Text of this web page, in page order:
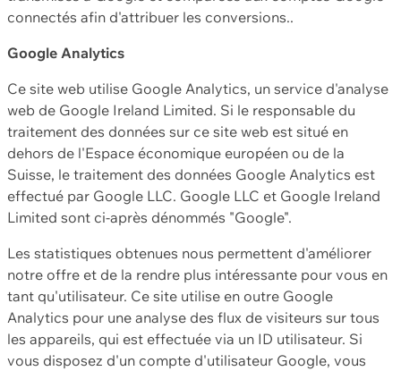
connectés afin d'attribuer les conversions..
Google Analytics
Ce site web utilise Google Analytics, un service d'analyse
web de Google Ireland Limited. Si le responsable du
traitement des données sur ce site web est situé en
dehors de l'Espace économique européen ou de la
Suisse, le traitement des données Google Analytics est
effectué par Google LLC. Google LLC et Google Ireland
Limited sont ci-après dénommés "Google".
Les statistiques obtenues nous permettent d'améliorer
notre offre et de la rendre plus intéressante pour vous en
tant qu'utilisateur. Ce site utilise en outre Google
Analytics pour une analyse des flux de visiteurs sur tous
les appareils, qui est effectuée via un ID utilisateur. Si
vous disposez d'un compte d'utilisateur Google, vous